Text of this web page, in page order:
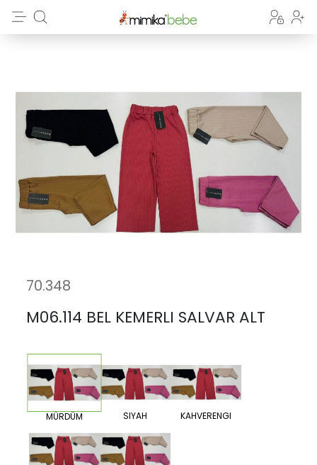
70.348
M06.114 BEL KEMERLI SALVAR ALT
MÜRDÜM SIYAH KAHVERENGI